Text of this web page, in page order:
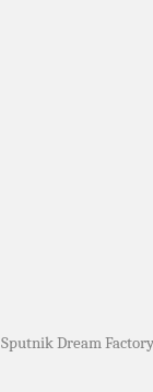
Dream